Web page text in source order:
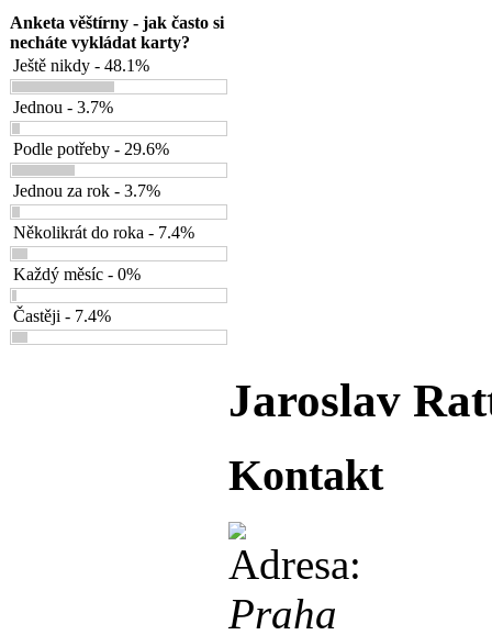
Anketa věštírny - jak často si
necháte vykládat karty?
Ještě nikdy - 48.1%
Jednou - 3.7%
Podle potřeby - 29.6%
Jednou za rok - 3.7%
Několikrát do roka - 7.4%
Každý měsíc - 0%
Častěji - 7.4%
Jaroslav
Kontakt
Praha